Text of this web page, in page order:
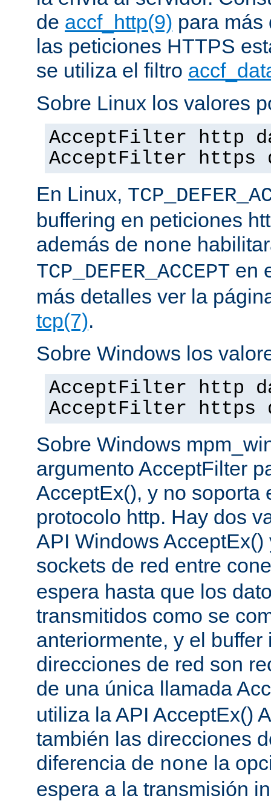
de accf_http(9) para más
las peticiones HTTPS
se utiliza el filtro
Sobre Linux los valores
AcceptFilter http
AcceptFilter https
En Linux,
buffering en peticiones
además de none
TCP_DEFER_ACCEPT en
más detalles ver la
tcp(7).
Sobre Windows los
AcceptFilter http
AcceptFilter https
Sobre Windows
argumento AcceptFilter
AcceptEx(), y no soporta
protocolo http. Hay dos
API Windows
sockets de red entre
espera hasta que los
transmitidos como se
anteriormente, y el
direcciones de red son
de una única llamada
utiliza la API AcceptEx()
también las direcciones
diferencia de none la
espera a la transmisión